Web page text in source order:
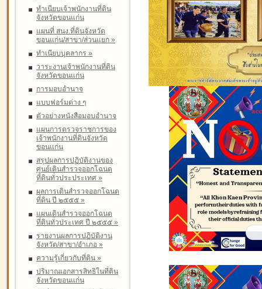
ทำเนียบเจ้าพนักงานที่ดิน
จังหวัดขอนแก่น
แผนที่ สนง.ที่ดินจังหวัด
ขอนแก่น/สาขา/ส่วนแยก »
ทำเนียบบุคลากร »
วาระงานเจ้าพนักงานที่ดิน
จังหวัดขอนแก่น
การมอบอำนาจ
แบบฟอร์มต่าง ๆ
ตัวอย่างหนังสือมอบอำนาจ
แผนการตรวจราชการของ
เจ้าพนักงานที่ดินจังหวัด
ขอนแก่น
สรุปผลการปฏิบัติงานของ
ศูนย์เดินสำรวจออกโฉนด
ที่ดินทั่วประประเทศ »
ผลการเดินสำรวจออกโฉนด
ที่ดิน ปี ๒๕๕๕ »
แผนเดินสำรวจออกโฉนด
ที่ดินทั่วประเทศ ปี ๒๕๕๕ »
รายงานผลการปฏิบัติงาน
จังหวัด/สาขา/อำเภอ »
ความรู้เกี่ยวกับที่ดิน »
ปริมาณเอกสารสิทธิในที่ดิน
จังหวัดขอนแก่น